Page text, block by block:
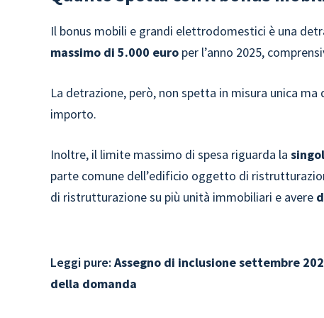
Il bonus mobili e grandi elettrodomestici è una
massimo di 5.000 euro per l’anno 2025,
La detrazione, però, non spetta in misura unica ma
importo.
Inoltre, il limite massimo di spesa riguarda la
parte comune dell’edificio oggetto di
di ristrutturazione su più unità immobiliari e avere
Leggi pure: Assegno di inclusione settembre
della domanda